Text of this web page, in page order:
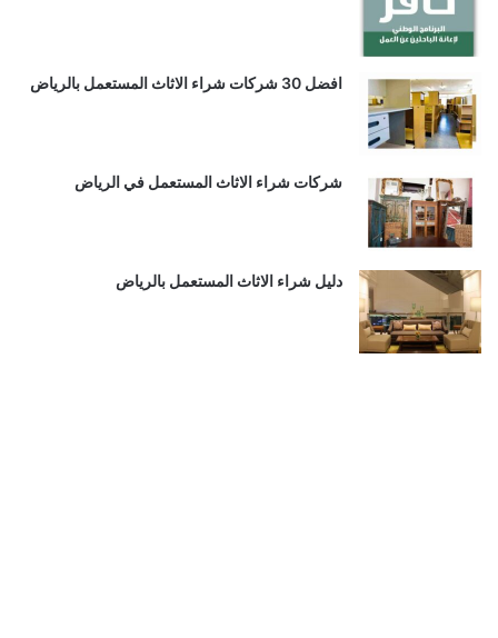
افضل 30 شركات شراء الاثاث المستعمل بالرياض
شركات شراء الاثاث المستعمل في الرياض
دليل شراء الاثاث المستعمل بالرياض